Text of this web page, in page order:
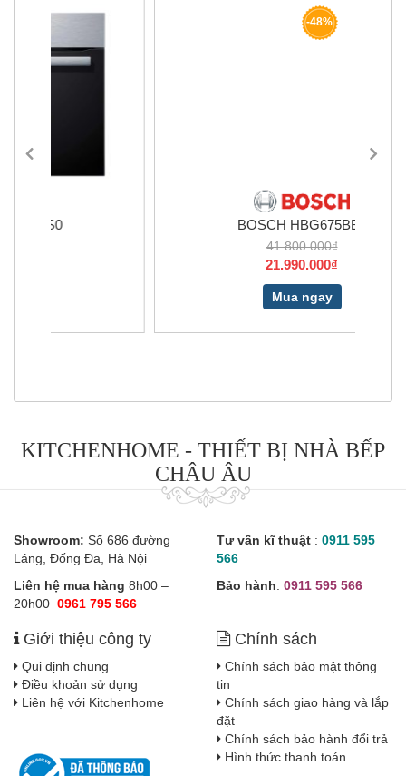
BOSCH HBG675BB1
KITCHENHOME - THIẾT BỊ NHÀ BẾP
CHÂU ÂU
Showroom: Số 686 đường
Láng, Đống Đa, Hà Nội
Liên hệ mua hàng 8h00 –
20h00 0961 795 566
Tư vấn kĩ thuật : 0911 595
566
Bảo hành: 0911 595 566
Giới thiệu công ty
Qui định chung
Điều khoản sử dụng
Liên hệ với Kitchenhome
Chính sách
Chính sách bảo mật thông
tin
Chính sách giao hàng và lắp
đặt
Chính sách bảo hành đổi trả
Hình thức thanh toán